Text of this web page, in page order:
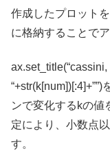
作成したプロット
に格納することで
ax.set_title(“cassini,
ンで変化するkの値
定により、小数点
す。